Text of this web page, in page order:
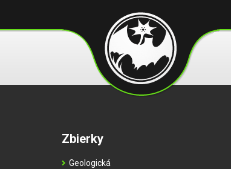
Zbierky
Geologická